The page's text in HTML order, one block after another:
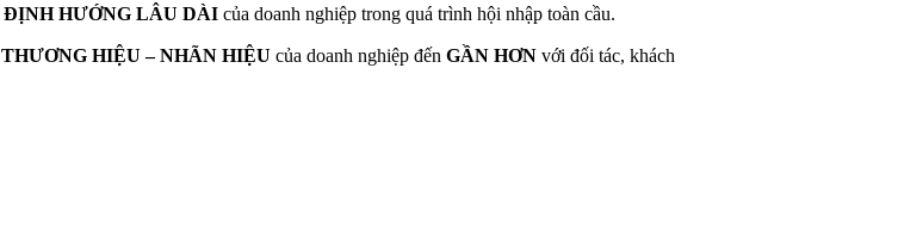
ĐỊNH HƯỚNG LÂU DÀIcủa doanh nghiệp trong quá trình hội nhập toàn cầu.
THƯƠNG HIỆU – NHÃN HIỆU của doanh nghiệp đến GẦN HƠNvới đối tác, khách